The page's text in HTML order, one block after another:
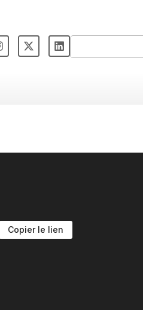
Copier le lien